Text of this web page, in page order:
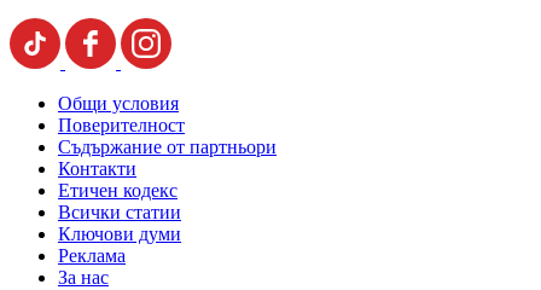
Общи условия
Поверителност
Съдържание от партньори
Контакти
Етичен кодекс
Всички статии
Ключови думи
Реклама
За нас